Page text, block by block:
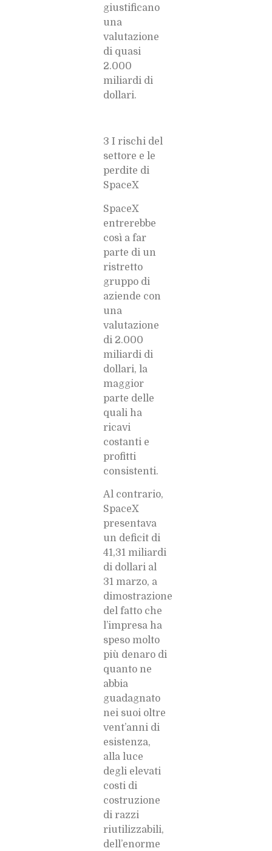
giustificano
una
valutazione
di quasi
2.000
miliardi di
dollari.
3 I rischi del
settore e le
perdite di
SpaceX
SpaceX
entrerebbe
così a far
parte di un
ristretto
gruppo di
aziende con
una
valutazione
di 2.000
miliardi di
dollari, la
maggior
parte delle
quali ha
ricavi
costanti e
profitti
consistenti.
Al contrario,
SpaceX
presentava
un deficit di
41,31 miliardi
di dollari al
31 marzo, a
dimostrazione
del fatto che
l’impresa ha
speso molto
più denaro di
quanto ne
abbia
guadagnato
nei suoi oltre
vent’anni di
esistenza,
alla luce
degli elevati
costi di
costruzione
di razzi
riutilizzabili,
dell’enorme